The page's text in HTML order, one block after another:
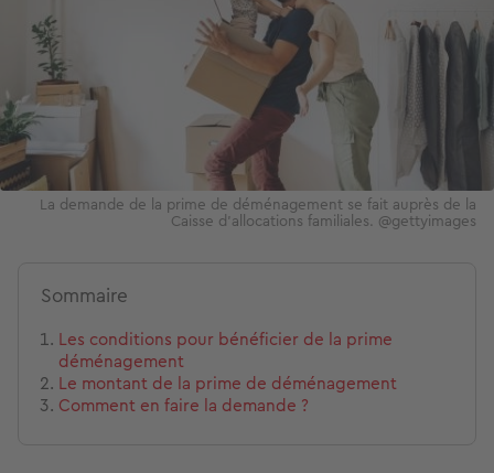
La demande de la prime de déménagement se fait auprès de la
Caisse d'allocations familiales. @gettyimages
Sommaire
Les conditions pour bénéficier de la prime
déménagement
Le montant de la prime de déménagement
Comment en faire la demande ?